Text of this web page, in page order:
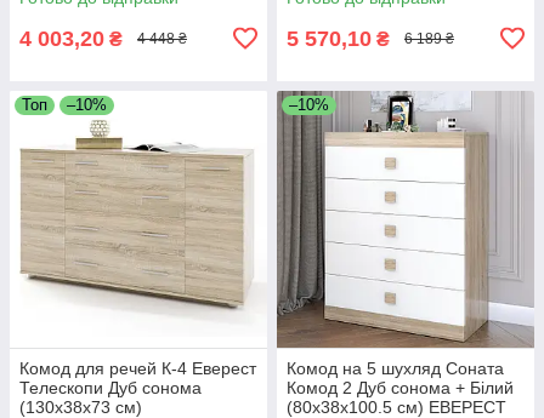
4 003,20 ₴ 4 448 ₴ 5 570,10 ₴ 6 189 ₴
Топ –10%
Комод для речей К-4 Еверест
Телескопи Дуб сонома
(130х38х73 см)
–10%
Комод на 5 шухляд Соната
Комод 2 Дуб сонома + Білий
(80х38х100.5 см) ЕВЕРЕСТ